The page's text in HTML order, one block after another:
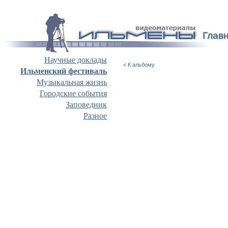
Научные доклады
Ильменский фестиваль
Музыкальная жизнь
Городские события
Заповедник
Разное
< К альбому